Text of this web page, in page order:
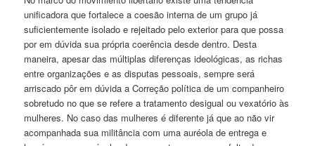
unificadora que fortalece a coesão interna de um grupo já
suficientemente isolado e rejeitado pelo exterior para que possa
por em dúvida sua própria coerência desde dentro. Desta
maneira, apesar das múltiplas diferenças ideológicas, as richas
entre organizações e as disputas pessoais, sempre será
arriscado pôr em dúvida a Correção política de um companheiro
sobretudo no que se refere a tratamento desigual ou vexatório às
mulheres. No caso das mulheres é diferente já que ao não vir
acompanhada sua militância com uma auréola de entrega e